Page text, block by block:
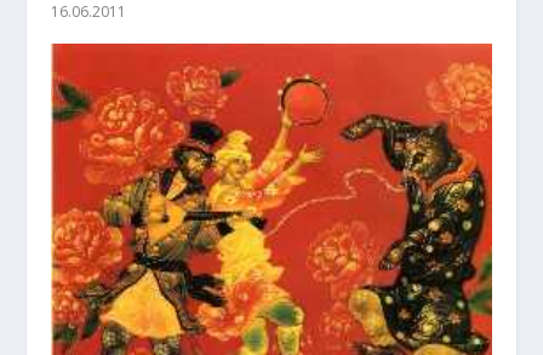
16.06.2011